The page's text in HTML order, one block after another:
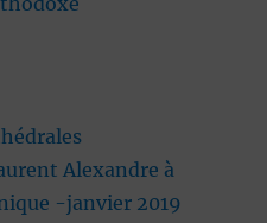
Alexandre à
-janvier 2019